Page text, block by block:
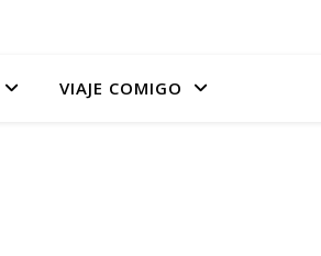
VIAJE COMIGO